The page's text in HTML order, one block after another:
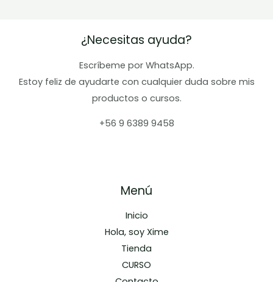
elegir
la
página
de
¿Necesitas ayuda?
Escríbeme por WhatsApp.
Estoy feliz de ayudarte con cualquier duda sobre mis
productos o cursos.
+56 9 6389 9458
Menú
Inicio
Hola, soy Xime
Tienda
CURSO